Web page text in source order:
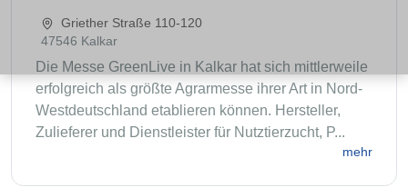
Griether Straße 110-120
47546 Kalkar
Die Messe GreenLive in Kalkar hat sich mittlerweile
erfolgreich als größte Agrarmesse ihrer Art in Nord-
Westdeutschland etablieren können. Hersteller,
Zulieferer und Dienstleister für Nutztierzucht, P...
mehr